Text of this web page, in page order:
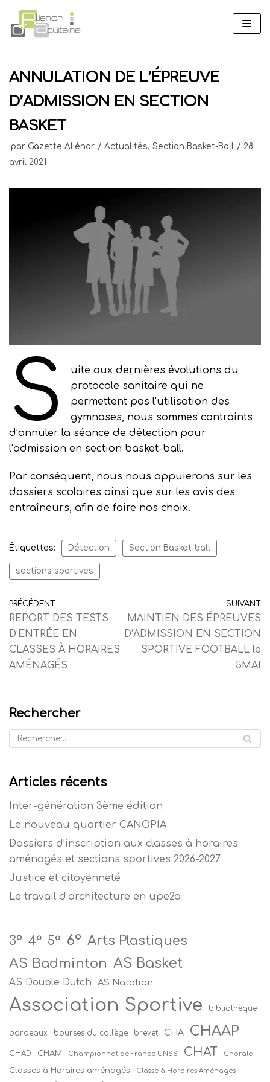
Aller
au
ANNULATION DE L’ÉPREUVE
D’ADMISSION EN SECTION
BASKET
par Gazette Aliénor Actualités, Section Basket-Ball
28
avril 2021
S
uite aux dernières évolutions du
protocole sanitaire qui ne
permettent pas l’utilisation des
gymnases, nous sommes contraints
d’annuler la séance de détection pour
l’admission en section basket-ball.
Par conséquent, nous nous appuierons sur les
dossiers scolaires ainsi que sur les avis des
entraîneurs, afin de faire nos choix.
Étiquettes: Détection Section Basket-ball
sections sportives
PRÉCÉDENT
REPORT DES TESTS
D’ENTRÉE EN
CLASSES À HORAIRES
AMÉNAGÉS
SUIVANT
MAINTIEN DES ÉPREUVES
D’ADMISSION EN SECTION
SPORTIVE FOOTBALL le
5MAI
Rechercher
Articles récents
Inter-génération 3ème édition
Le nouveau quartier CANOPIA
Dossiers d’inscription aux classes à horaires
aménagés et sections sportives 2026-2027
Justice et citoyenneté
Le travail d’architecture en upe2a
3° 4° 5° 6° Arts Plastiques
AS Badminton AS Basket
AS Double Dutch AS Natation
Association Sportive bibliothèque
bordeaux bourses du collège brevet CHA CHAAP
CHAD CHAM Championnat de France UNSS CHAT Chorale
Classes à Horaires aménagés Classe à Horaires Aménagés